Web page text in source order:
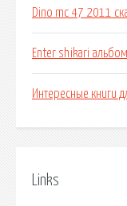
Dino mc 47 2011
Enter shikari
Интересные книги
Links